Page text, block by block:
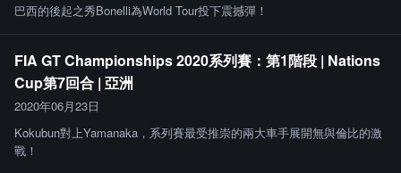
巴西的後起之秀Bonelli為World Tour投下震撼彈！
FIA GT Championships 2020系列賽：第1階段 | Nations
Cup第7回合 | 亞洲
2020年06月23日
Kokubun對上Yamanaka，系列賽最受推崇的兩大車手展開無與倫比的激
戰！